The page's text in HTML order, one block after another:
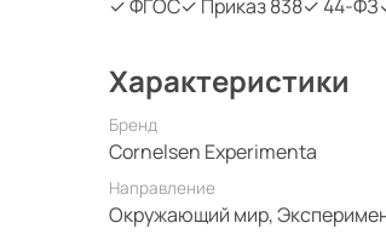
✓ ФГОС✓ Приказ 838✓ 44-ФЗ
Характеристики
Бренд
Cornelsen Experimenta
Направление
Окружающий мир,